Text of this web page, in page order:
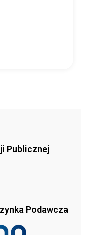
Publicznej
Podawcza